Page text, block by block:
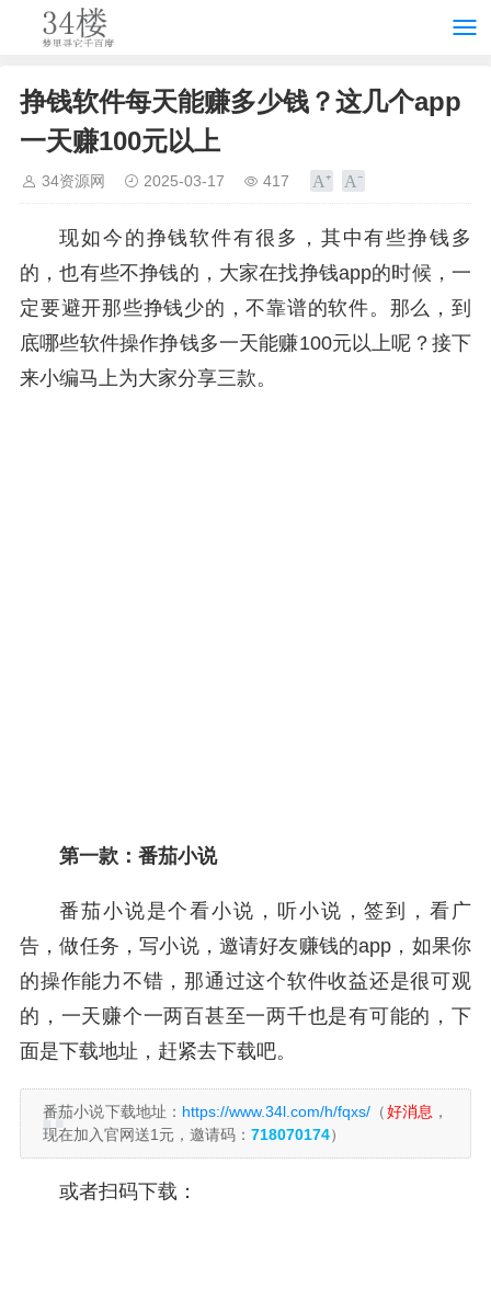
挣钱软件每天能赚多少钱？这几个app
一天赚100元以上
34资源网 2025-03-17 417
现如今的挣钱软件有很多，其中有些挣钱多
的，也有些不挣钱的，大家在找挣钱app的时候，一
定要避开那些挣钱少的，不靠谱的软件。那么，到
底哪些软件操作挣钱多一天能赚100元以上呢？接下
来小编马上为大家分享三款。
第一款：番茄小说
番茄小说是个看小说，听小说，签到，看广
告，做任务，写小说，邀请好友赚钱的app，如果你
的操作能力不错，那通过这个软件收益还是很可观
的，一天赚个一两百甚至一两千也是有可能的，下
面是下载地址，赶紧去下载吧。
番茄小说下载地址： https://www.34l.com/h/fqxs/ （好消息 ，
现在加入官网送1元，邀请码： 718070174）
或者扫码下载：